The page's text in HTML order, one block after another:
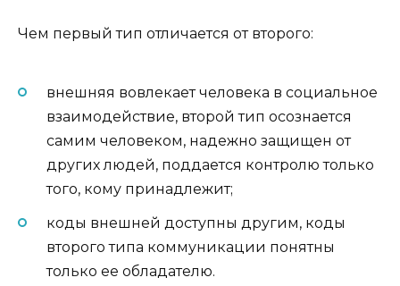
Чем первый тип отличается от второго:
внешняя вовлекает человека в социальное
взаимодействие, второй тип осознается
самим человеком, надежно защищен от
других людей, поддается контролю только
того, кому принадлежит;
коды внешней доступны другим, коды
второго типа коммуникации понятны
только ее обладателю.